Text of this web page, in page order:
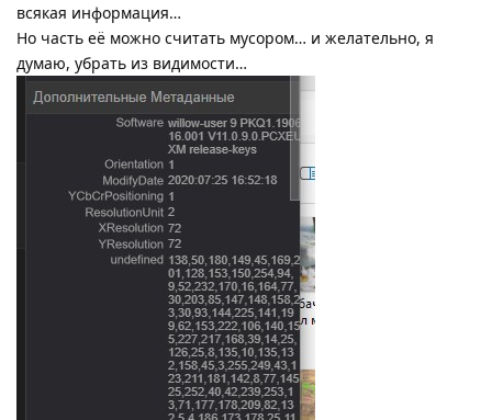
всякая информация…
Но часть её можно считать мусором… и желательно, я
думаю, убрать из видимости…